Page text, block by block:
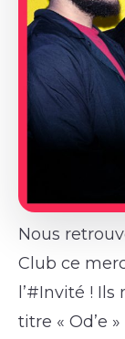
Nous
Club ce
l’#Invité !
titre « Od’e